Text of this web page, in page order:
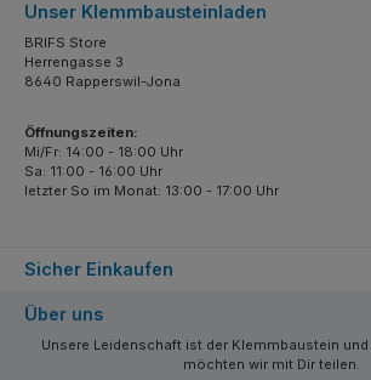
Sicher Einkaufen
Unser Klemmbausteinladen
BRIFS Store
Herrengasse 3
8640 Rapperswil-Jona
Öffnungszeiten:
Mi/Fr: 14:00 - 18:00 Uhr
Sa: 11:00 - 16:00 Uhr
letzter So im Monat: 13:00 - 17:00 Uhr
Über uns
Unsere Leidenschaft ist der Klemmbaustein
möchten wir mit Dir teilen.